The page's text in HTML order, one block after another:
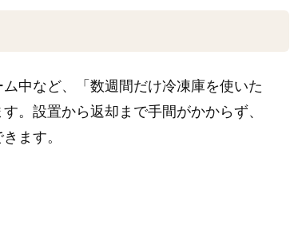
中など、「数週間だけ冷凍庫を使いた
。設置から返却まで手間がかからず、
ます。